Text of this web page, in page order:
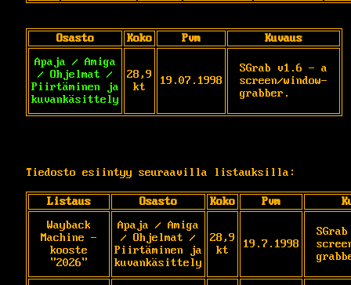
Osasto Koko Pvm
Kuvaus
Apaja / Amiga
/ Ohjelmat /
Piirtäminen ja
kuvankäsittely
28,9
kt
19.07.1998
SGrab v1.6 - a
screen/window-
grabber.
Tiedosto esiintyy seuraavilla listauksilla:
Listaus Osasto Koko Pvm
Wayback
Machine -
kooste
"2026"
Apaja / Amiga
/ Ohjelmat /
Piirtäminen ja
kuvankäsittely
28,9
kt
19.7.1998